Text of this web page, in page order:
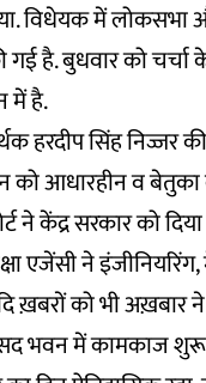
विधेयक में लोकसभा
है. बुधवार को
में है.
हरदीप सिंह निज्जर
को आधारहीन व
ने केंद्र सरकार को
एजेंसी ने
ख़बरों को भी अख़बार
भवन में कामकाज शुरू